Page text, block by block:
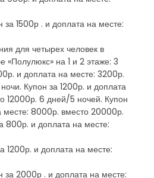
1500р . и доплата на месте:
для четырех человек в
«Полулюкс» на 1 и 2 этаже: 3
и доплата на месте: 3200р.
Купон за 1200р. и доплата
12000р. 6 дней/5 ночей. Купон
месте: 8000р. вместо 20000р.
800р. и доплата на месте:
1200р. и доплата на месте:
2000р . и доплата на месте: